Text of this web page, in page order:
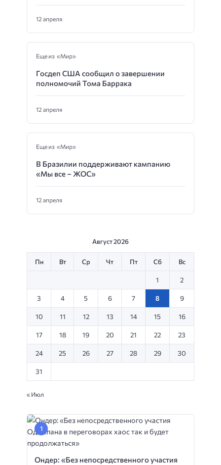
12 апреля
Еще из «Мир»
Госдеп США сообщил о завершении
полномочий Тома Баррака
12 апреля
Еще из «Мир»
В Бразилии поддерживают кампанию
«Мы все – ЖОС»
12 апреля
Август 2026
Пн Вт Ср Чт Пт Сб Вс
1 2
3 4 5 6 7 8 9
10 11 12 13 14 15 16
17 18 19 20 21 22 23
24 25 26 27 28 29 30
31
« Июл
Ондер: «Без непосредственного участия